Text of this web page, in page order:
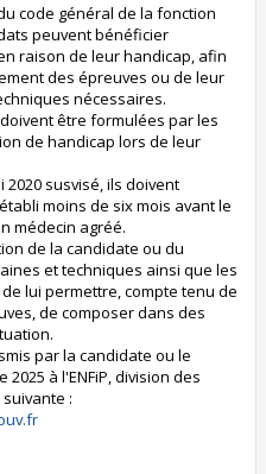
code général de la fonction
peuvent bénéficier
raison de leur handicap, afin
des épreuves ou de leur
nécessaires.
être formulées par les
de handicap lors de leur
susvisé, ils doivent
moins de six mois avant le
médecin agréé.
de la candidate ou du
et techniques ainsi que les
lui permettre, compte tenu de
de composer dans des
par la candidate ou le
à l'ENFiP, division des
: